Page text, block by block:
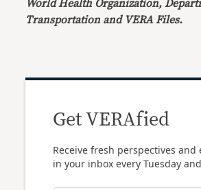
World Health Organization,
Transportation and VERA Files.
Get VERAfied
Receive fresh perspectives and
in your inbox every Tuesday